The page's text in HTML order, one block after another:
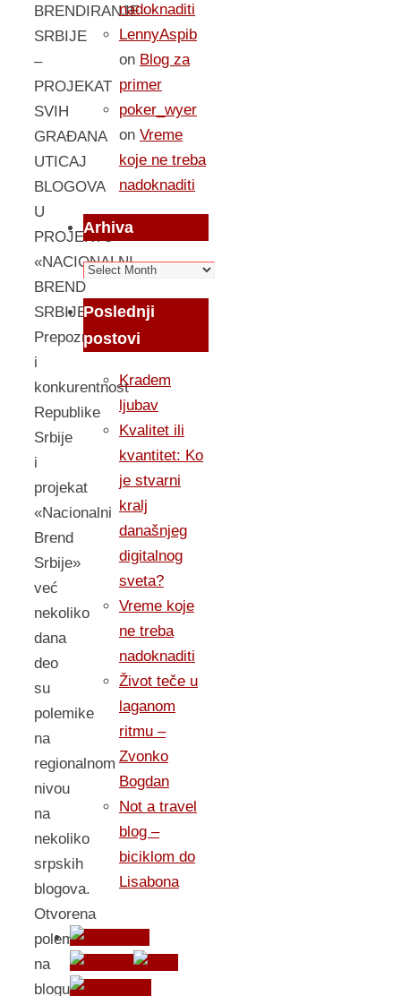
BRENDIRANJE
SRBIJE
–
PROJEKAT
SVIH
GRAĐANA
UTICAJ
BLOGOVA
U
PROJEKTU
«NACIONALNI
BREND
SRBIJE»
Prepoznatljivost
i
konkurentnost
Republike
Srbije
i
projekat
«Nacionalni
Brend
Srbije»
već
nekoliko
dana
deo
su
polemike
na
regionalnom
nivou
na
nekoliko
srpskih
blogova.
Otvorena
polemika
na
blogu
nadoknaditi
LennyAspib
on Blog za
primer
poker_wyer
on Vreme
koje ne treba
nadoknaditi
Arhiva
Arhiva
Poslednji
postovi
Kradem
ljubav
Kvalitet ili
kvantitet: Ko
je stvarni
kralj
današnjeg
digitalnog
sveta?
Vreme koje
ne treba
nadoknaditi
Život teče u
laganom
ritmu –
Zvonko
Bogdan
Not a travel
blog –
biciklom do
Lisabona